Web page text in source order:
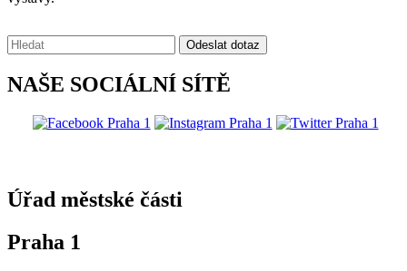
Vyhledávání: Odeslat dotaz
NAŠE SOCIÁLNÍ SÍTĚ
Úřad městské části
Praha 1